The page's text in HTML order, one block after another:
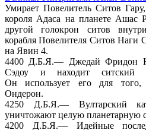
Умирает Повелитель Ситов
короля Адаса на планетеАшас
другой голокрон ситов
корабля Повелителя Ситов Наги
на Явин 4.
4400 Д.Б.Я.— Джедай Фридон
Сэдоу и находит ситский
Он использует его для того,
Ондерон.
4250 Д.Б.Я.—Вултарский
уничтожают целую планетарную
4200 Д.Б.Я.—Идейные